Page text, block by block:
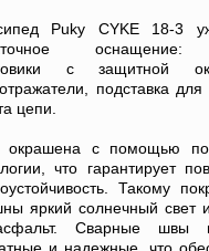
Puky CYKE 18-3
оснащение:
с защитной
подставка для
цепи.
окрашена с помощью
что гарантирует
Такому
яркий солнечный свет
Сварные швы